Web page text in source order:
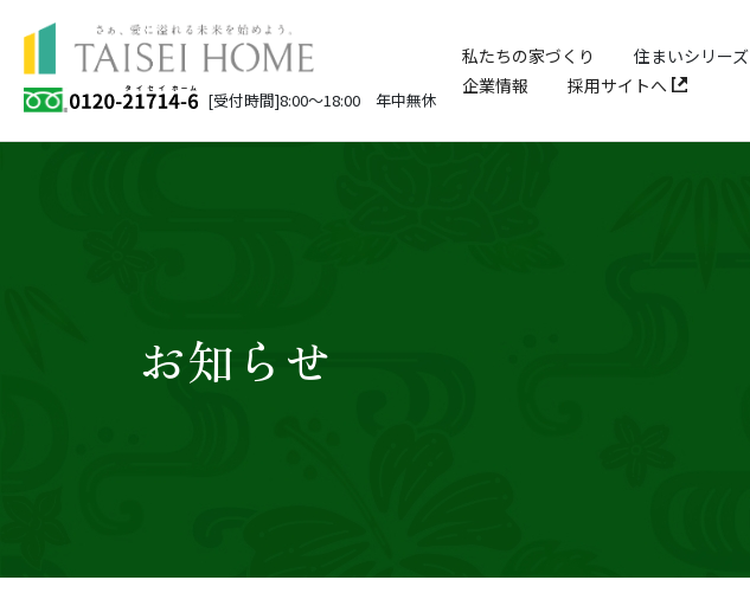
[受付時間]8:00～18:00 年中無休
私たちの家づくり 住まいシリーズ
企業情報
採用サイトへ
お知らせ